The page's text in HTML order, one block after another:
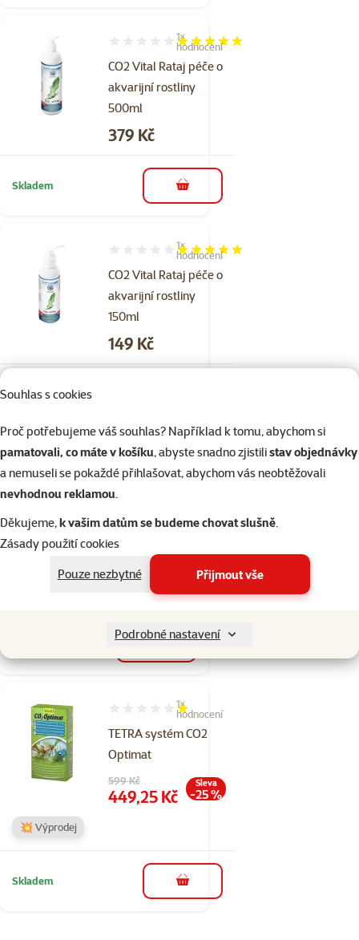
Souhlas s cookies
Proč potřebujeme váš souhlas? Například k tomu, abychom si
pamatovali, co máte v košíku, abyste snadno zjistilistav objednávky
a nemuseli se pokaždé přihlašovat, abychom vás neobtěžovali
nevhodnou reklamou.
Děkujeme,k vašim datům se budeme chovat slušně.
Zásady použití cookies
Pouze nezbytné
Přijmout vše
Podrobné nastavení
CO2 Vital Rataj péče o
akvarijní rostliny
500ml
Hodnocení 100%, počet hodnocení: 1
1×
hodnocení
Cena
379 Kč
Skladem do košíku
CO2 Vital Rataj péče o
akvarijní rostliny
150ml
Hodnocení 100%, počet hodnocení: 1
1×
hodnocení
Cena
149 Kč
Skladem
TETRA CO2
Depot náhradní
láhev
Hodnocení 0%
Původní cena
259 Kč
194,25 Kč -25 %
TETRA systém CO2
Optimat
Hodnocení 20%, počet hodnocení: 1
1×
hodnocení
Původní cena
599 Kč
Cena
449,25 Kč
Sleva
-25 %
💥 Výprodej
Skladem do košíku